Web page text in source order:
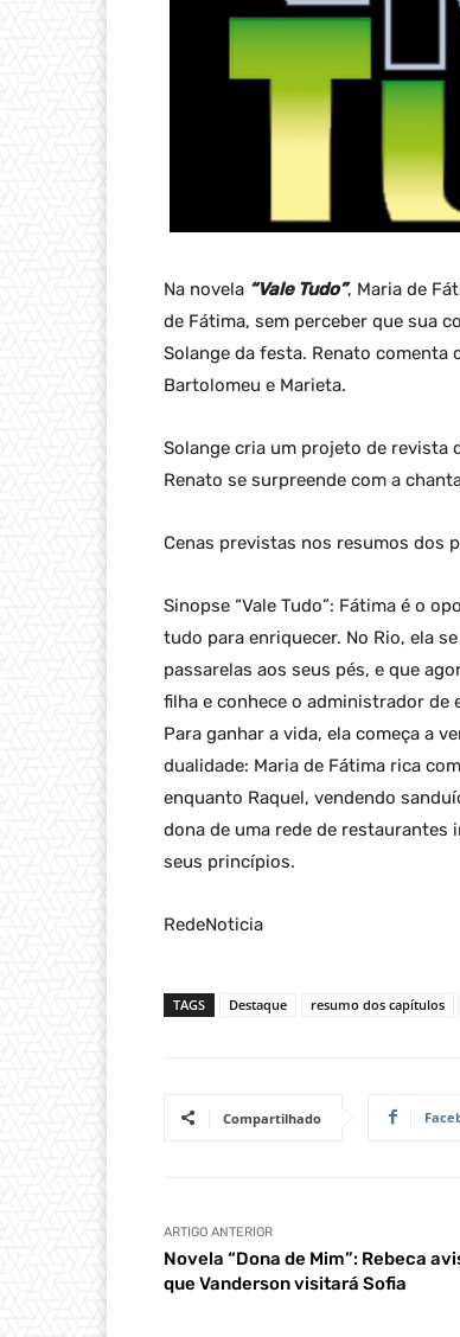
Na novela “Vale Tudo”, Maria de
de Fátima, sem perceber que sua
Solange da festa. Renato comenta
Bartolomeu e Marieta.
Solange cria um projeto de revista
Renato se surpreende com a
Cenas previstas nos resumos dos
Sinopse “Vale Tudo”: Fátima é o
tudo para enriquecer. No Rio, ela
passarelas aos seus pés, e que
filha e conhece o administrador de
Para ganhar a vida, ela começa a
dualidade: Maria de Fátima rica
enquanto Raquel, vendendo
dona de uma rede de restaurantes
seus princípios.
RedeNoticia
TAGS Destaque resumo dos capítulos
Compartilhado
ARTIGO ANTERIOR
Novela “Dona de Mim”: Rebeca
que Vanderson visitará Sofia